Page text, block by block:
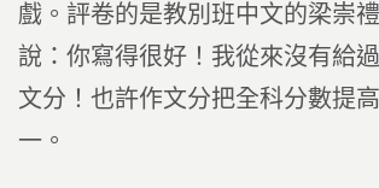
戲。評卷的是教別班中文的梁崇
說：你寫得很好！我從來沒有給
文分！也許作文分把全科分數提
一。